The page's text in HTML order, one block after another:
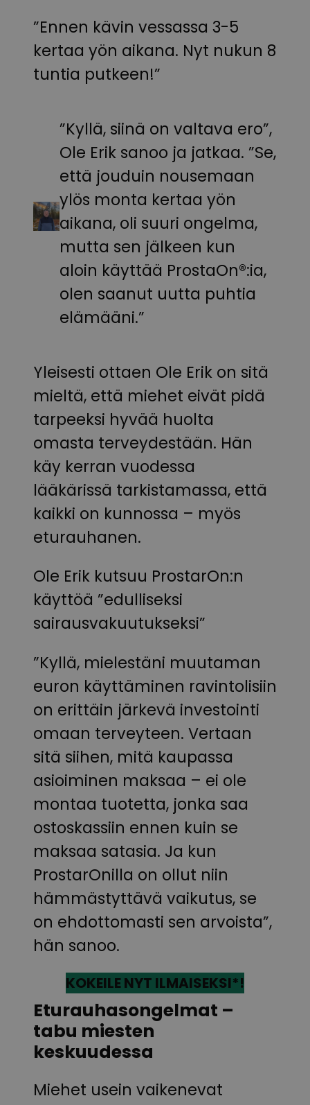
”Ennen kävin vessassa 3-5
kertaa yön aikana. Nyt nukun 8
tuntia putkeen!”
”Kyllä, siinä on valtava ero”,
Ole Erik sanoo ja jatkaa. ”Se,
että jouduin nousemaan
ylös monta kertaa yön
aikana, oli suuri ongelma,
mutta sen jälkeen kun
aloin käyttää ProstaOn®:ia,
olen saanut uutta puhtia
elämääni.”
Yleisesti ottaen Ole Erik on sitä
mieltä, että miehet eivät pidä
tarpeeksi hyvää huolta
omasta terveydestään. Hän
käy kerran vuodessa
lääkärissä tarkistamassa, että
kaikki on kunnossa – myös
eturauhanen.
Ole Erik kutsuu ProstarOn:n
käyttöä ”edulliseksi
sairausvakuutukseksi”
”Kyllä, mielestäni muutaman
euron käyttäminen ravintolisiin
on erittäin järkevä investointi
omaan terveyteen. Vertaan
sitä siihen, mitä kaupassa
asioiminen maksaa – ei ole
montaa tuotetta, jonka saa
ostoskassiin ennen kuin se
maksaa satasia. Ja kun
ProstarOnilla on ollut niin
hämmästyttävä vaikutus, se
on ehdottomasti sen arvoista”,
hän sanoo.
KOKEILE NYT ILMAISEKSI*!
Eturauhasongelmat –
tabu miesten
keskuudessa
Miehet usein vaikenevat